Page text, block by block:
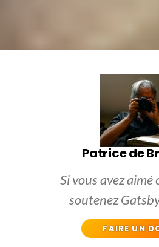
Patrice de
Si vous avez aimé
soutenez
FAIRE UN